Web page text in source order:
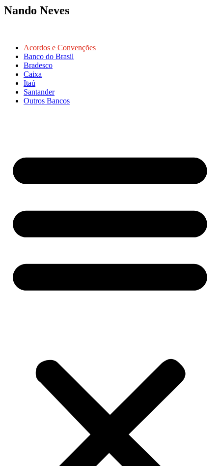
Nando Neves
Acordos e Convenções
Banco do Brasil
Bradesco
Caixa
Itaú
Santander
Outros Bancos